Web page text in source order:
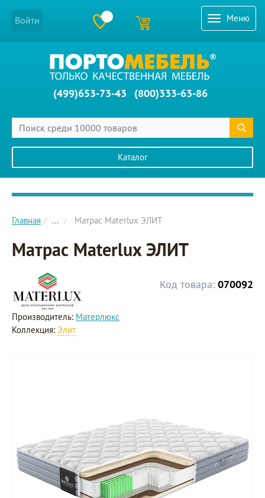
Меню
Войти
(499)653-73-43 (800)333-63-86
Каталог
Главное меню сайта
Главная ... Матрас Materlux ЭЛИТ
Матрас Materlux ЭЛИТ
Код товара: 070092
Производитель: Матерлюкс
Коллекция: Элит